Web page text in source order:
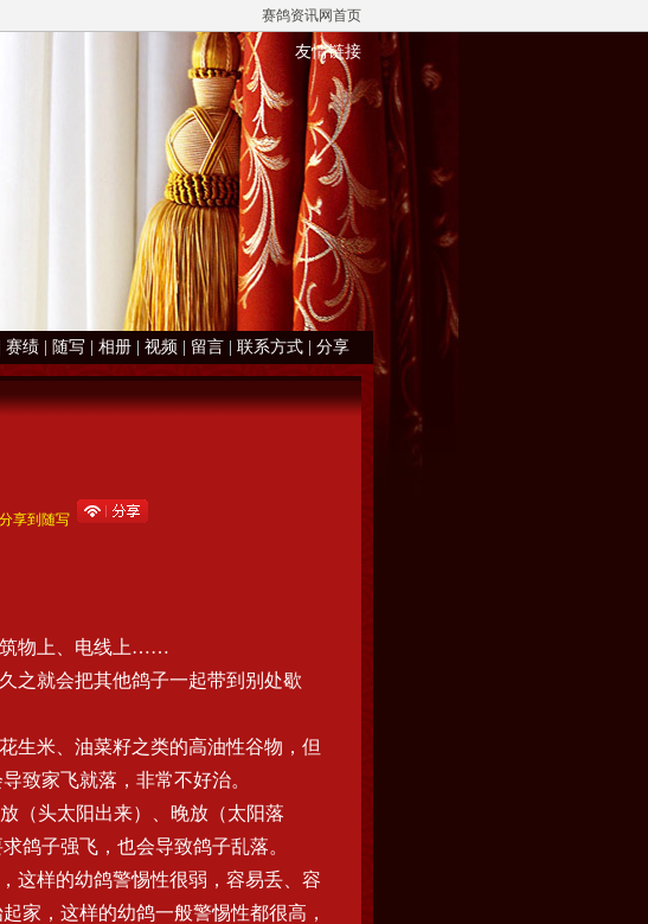
赛鸽资讯网首页
友情链接
赛绩 随写 相册 视频 留言 联系方式 分享
分享到随写
筑物上、电线上……
之就会把其他鸽子一起带到别处歇
生米、油菜籽之类的高油性谷物，但
致家飞就落，非常不好治。
（头太阳出来）、晚放（太阳落
鸽子强飞，也会导致鸽子乱落。
这样的幼鸽警惕性很弱，容易丢、容
家，这样的幼鸽一般警惕性都很高，